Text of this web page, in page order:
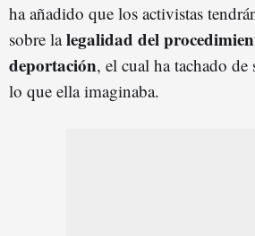
ha añadido que los activistas
sobre lalegalidad del
deportación, el cual ha tachado de
lo que ella imaginaba.